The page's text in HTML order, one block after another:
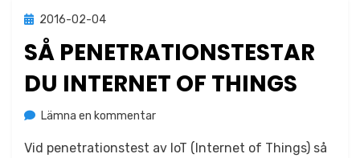
Publicerad
2016-02-04
SÅ PENETRATIONSTESTAR
DU INTERNET OF THINGS
avJonas Lejon
Lämna en kommentarpå
penetrationstestar
Vid penetrationstest av IoT (Internet of Things) så